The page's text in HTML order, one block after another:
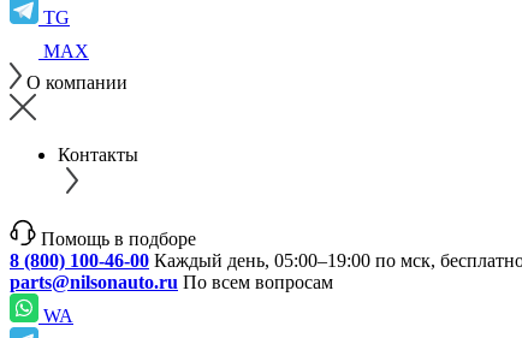
TG
MAX
О компании
Контакты
Помощь в подборе
8 (800) 100-46-00 Каждый день, 05:00–19:00 по мск,
parts@nilsonauto.ru По всем вопросам
WA